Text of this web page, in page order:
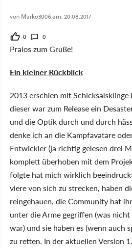
von Marko3006 am: 20.08.2017
0 0
Praios zum Gruße!
Ein kleiner Rückblick
2013 erschien mit Schicksalsklinge
dieser war zum Release ein
und die Optik durch und durch
denke ich an die Kampfavatare
Entwickler (ja richtig gelesen drei
komplett überhoben mit dem
folgte hat mich wirklich
viere von sich zu strecken, haben
reingehauen, die Community hat
unter die Arme gegriffen (was
war) und sie haben es (wenn auch
zu retten. In der aktuellen Version